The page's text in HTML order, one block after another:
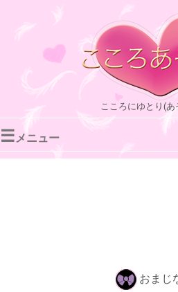
こころにゆとり(あ
☰ メニュー
おまじ